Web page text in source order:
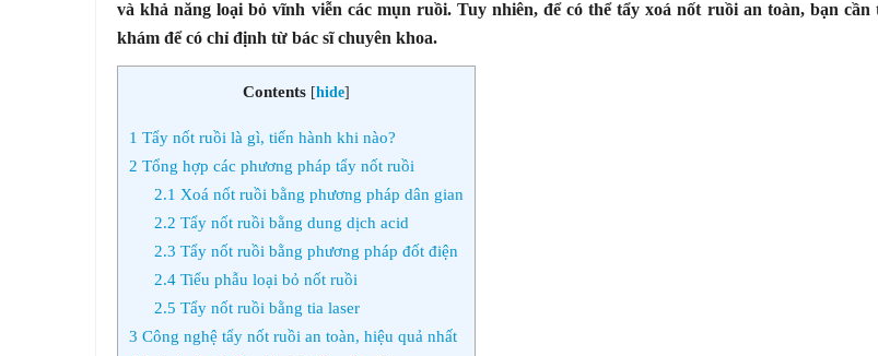
và khả năng loại bỏ vĩnh viễn các mụn ruồi. Tuy nhiên, để có thể tẩy xoá nốt ruồi an toàn, bạn cần
khám để có chỉ định từ bác sĩ chuyên khoa.
Contents [hide]
1 Tẩy nốt ruồi là gì, tiến hành khi nào?
2 Tổng hợp các phương pháp tẩy nốt ruồi
2.1 Xoá nốt ruồi bằng phương pháp dân gian
2.2 Tẩy nốt ruồi bằng dung dịch acid
2.3 Tẩy nốt ruồi bằng phương pháp đốt điện
2.4Tiểu phẫu loại bỏ nốt ruồi
2.5 Tẩy nốt ruồi bằng tia laser
3 Công nghệ tẩy nốt ruồi an toàn, hiệu quả nhất